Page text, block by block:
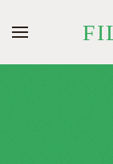
Skip to main